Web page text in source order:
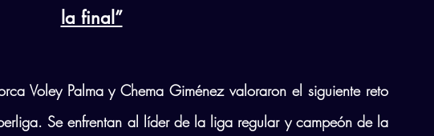
la final”
Voley Palma y Chema Giménez valoraron el siguiente reto
Se enfrentan al líder de la liga regular y campeón de la